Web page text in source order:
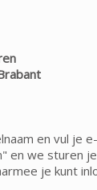
en vul je
en we sturen
je kunt